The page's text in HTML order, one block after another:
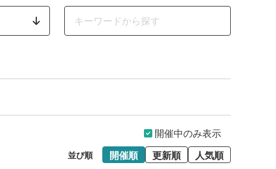
開催中のみ表示
並び順 開催順 更新順 人気順